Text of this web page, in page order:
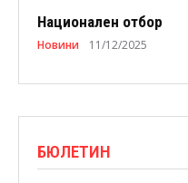
Национален отбор
Новини 11/12/2025
БЮЛЕТИН